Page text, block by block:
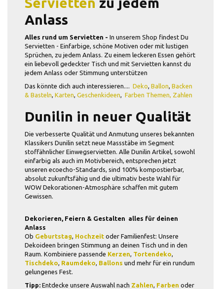
Anlass
Alles rund um Servietten - In unserem Shop findest Du
Servietten - Einfarbige, schöne Motiven oder mit lustigen
Sprüchen, zu jedem Anlass. Zu einem leckeren Essen gehört
ein liebevoll gedeckter Tisch und mit Servietten kannst du
jedem Anlass oder Stimmung unterstützen
Das könnte dich auch interessieren.... Deko, Ballon, Backen
& Basteln, Karten, Geschenkideen, Farben Themen, Zahlen
Dunilin in neuer Qualität
Die verbesserte Qualität und Anmutung unseres bekannten
Klassikers Dunilin setzt neue Massstäbe im Segment
stoffähnlicher Einwegservietten. Alle Dunilin Artikel, sowohl
einfarbig als auch im Motivbereich, entsprechen jetzt
unseren ecoecho-Standards, sind 100% kompostierbar,
absolut zukunftsfähig und die ultimativ beste Wahl für
WOW Dekorationen-Atmosphäre schaffen mit gutem
Gewissen.
Dekorieren, Feiern & Gestalten  alles für deinen
Anlass
Ob Geburtstag, Hochzeit oder Familienfest: Unsere
Dekoideen bringen Stimmung an deinen Tisch und in den
Raum. Kombiniere passende Kerzen, Tortendeko,
Tischdeko, Raumdeko, Ballons und mehr für ein rundum
gelungenes Fest.
Tipp: Entdecke unsere Auswahl nach Zahlen, Farben oder